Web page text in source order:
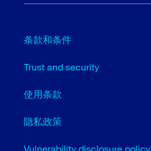
条款和条件
Trust and security
使用条款
隐私政策
Vulnerability disclosure policy